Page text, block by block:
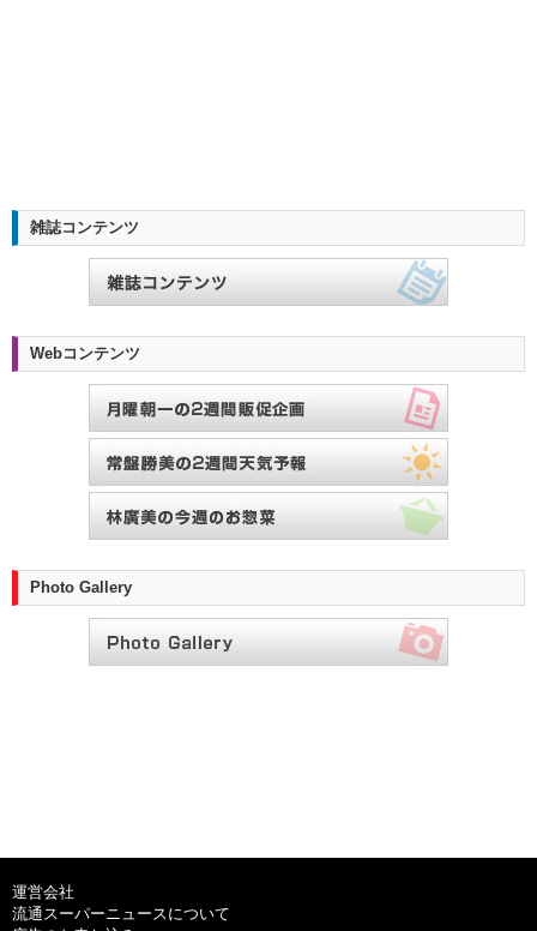
雑誌コンテンツ
Webコンテンツ
Photo Gallery
運営会社
流通スーパーニュースについて